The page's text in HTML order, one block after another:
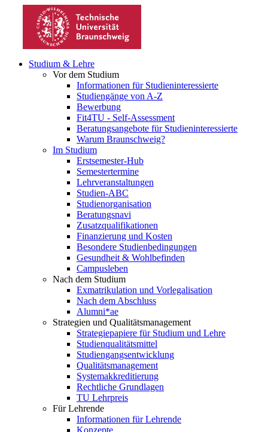
Studium & Lehre
Vor dem Studium
Informationen für Studieninteressierte
Studiengänge von A-Z
Bewerbung
Fit4TU - Self-Assessment
Beratungsangebote für Studieninteressierte
Warum Braunschweig?
Im Studium
Erstsemester-Hub
Semestertermine
Lehrveranstaltungen
Studien-ABC
Studienorganisation
Beratungsnavi
Zusatzqualifikationen
Finanzierung und Kosten
Besondere Studienbedingungen
Gesundheit & Wohlbefinden
Campusleben
Nach dem Studium
Exmatrikulation und Vorlegalisation
Nach dem Abschluss
Alumni*ae
Strategien und Qualitätsmanagement
Strategiepapiere für Studium und Lehre
Studienqualitätsmittel
Studiengangsentwicklung
Qualitätsmanagement
Systemakkreditierung
Rechtliche Grundlagen
TU Lehrpreis
Für Lehrende
Informationen für Lehrende
Konzepte